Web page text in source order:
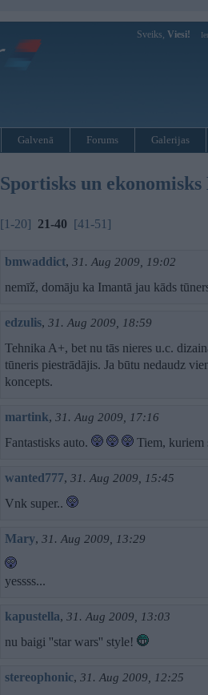
Sveiks, Viesi!
Galvenā Forums Galerijas
Sportisks un
[1-20] 21-40 [41-51]
bmwaddict, 31. Aug 2009, 19:02
nemīž, domāju ka Imantā jau kāds
edzulis, 31. Aug 2009, 18:59
Tehnika A+, bet nu tās nieres u.c.
tūneris piestrādājis. Ja būtu nedaudz
koncepts.
martink, 31. Aug 2009, 17:16
Fantastisks auto. Tiem, kuriem
wanted777, 31. Aug 2009, 15:45
Vnk super..
Mary, 31. Aug 2009, 13:29
yessss...
kapustella, 31. Aug 2009, 13:03
nu baigi ''star wars'' style!
stereophonic, 31. Aug 2009, 12:25